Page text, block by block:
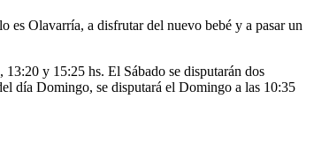
es Olavarría, a disfrutar del nuevo bebé y a pasar un
y 15:25 hs. El Sábado se disputarán dos
día Domingo, se disputará el Domingo a las 10:35